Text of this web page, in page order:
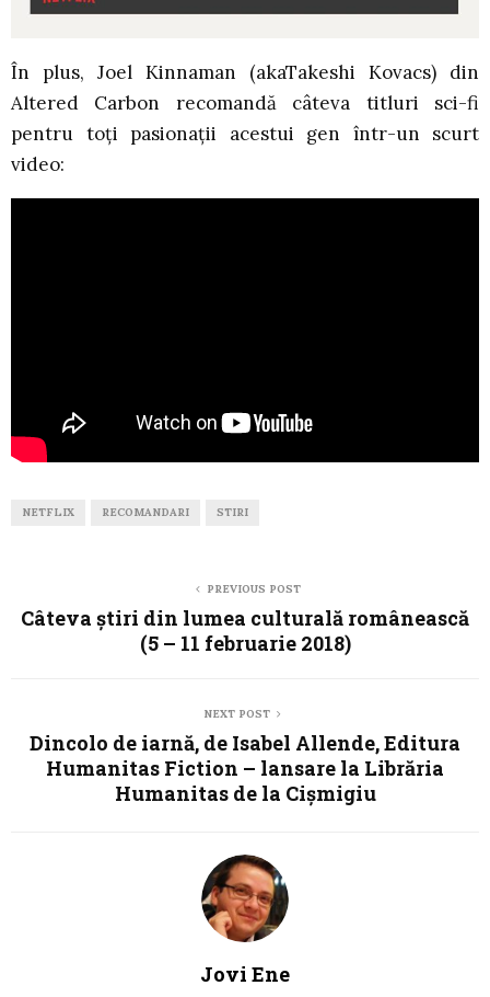
În plus, Joel Kinnaman (akaTakeshi Kovacs) din
Altered Carbon recomandă câteva titluri sci-fi
pentru toți pasionații acestui gen într-un scurt
video:
NETFLIX RECOMANDARI STIRI
PREVIOUS POST
Câteva știri din lumea culturală românească
(5 – 11 februarie 2018)
NEXT POST
Dincolo de iarnă, de Isabel Allende, Editura
Humanitas Fiction – lansare la Librăria
Humanitas de la Cișmigiu
Jovi Ene